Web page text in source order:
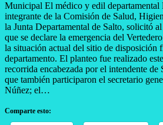
Municipal El médico y edil departamental
integrante de la Comisión de Salud,
la Junta Departamental de Salto, solicitó
que se declare la emergencia del
la situación actual del sitio de disposición
departamento. El planteo fue realizado
recorrida encabezada por el intendente
que también participaron el secretario
Núñez; el…
Comparte esto: